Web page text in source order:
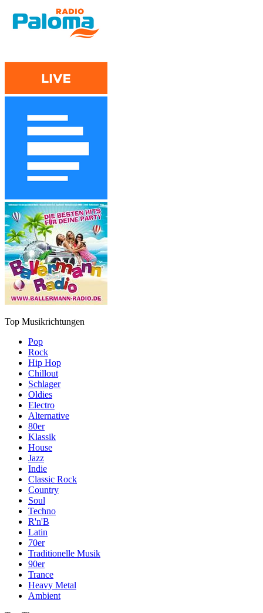
Top Musikrichtungen
Pop
Rock
Hip Hop
Chillout
Schlager
Oldies
Electro
Alternative
80er
Klassik
House
Jazz
Indie
Classic Rock
Country
Soul
Techno
R'n'B
Latin
70er
Traditionelle Musik
90er
Trance
Heavy Metal
Ambient